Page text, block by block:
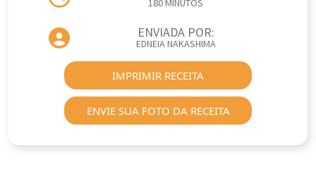
180 MINUTOS
ENVIADA POR:
EDNEIA NAKASHIMA
IMPRIMIR RECEITA
ENVIE SUA FOTO DA RECEITA